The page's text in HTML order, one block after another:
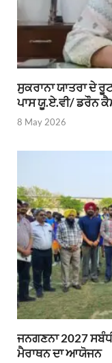
ਸੁਕਰਾਨਾ ਯਾਤਰਾ ਦੇ
ਪਾਸ ਯੂ.ਏ.ਵੀ/ ਡਰੌਨ
8 May 2026
ਜਨਗਣਨਾ 2027
ਮੈਰਾਥਨ ਦਾ ਆਯੋਜਨ